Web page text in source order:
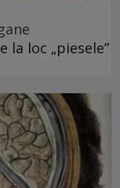
la loc „piesele”